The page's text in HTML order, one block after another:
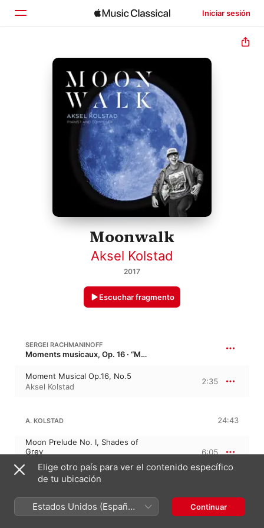
Iniciar sesión
Inicio
Explorar
Moonwalk
Aksel Kolstad
2017
Escuchar fragmento
SERGEI RACHMANINOFF
Moments musicaux, Op. 16 · “Momentos musicales”
Moment Musical Op.16, No.5
Aksel Kolstad
2:35
A. KOLSTAD 24:43
Moon Prelude No. I, Shades of
Grey
Aksel Kolstad
6:05
Moon Prelude No. II, Yellow
Moon
Moon Prelude No. III, Purple
Moon
1:04
Elige otro país para ver el contenido específico
de tu ubicación
Estados Unidos (Español
México)
Continuar